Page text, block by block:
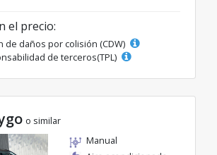
el precio:
de daños por colisión (CDW)
de terceros(TPL)
o similar
Manual